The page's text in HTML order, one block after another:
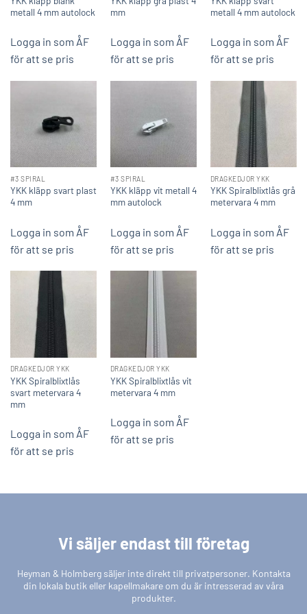
metall 4 mm autolock
Logga in som ÅF
för att se pris
mm
Logga in som ÅF
för att se pris
metall 4 mm autolock
Logga in som ÅF
för att se pris
#3 SPIRAL
YKK kläpp svart plast
4 mm
Logga in som ÅF
för att se pris
#3 SPIRAL
YKK kläpp vit metall 4
mm autolock
Logga in som ÅF
för att se pris
DRAGKEDJOR YKK
YKK Spiralblixtlås grå
metervara 4 mm
Logga in som ÅF
för att se pris
DRAGKEDJOR YKK
YKK Spiralblixtlås
svart metervara 4
mm
Logga in som ÅF
för att se pris
DRAGKEDJOR YKK
YKK Spiralblixtlås vit
metervara 4 mm
Logga in som ÅF
för att se pris
Vi säljer endast till företag
Heyman & Holmberg säljer inte direkt till privatpersoner. Kontakta
din lokala butik eller kapellmakare om du är intresserad av våra
produkter.